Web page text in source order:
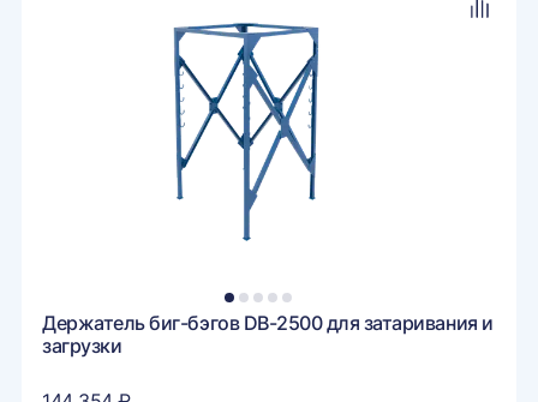
1 2 3 4 5
Держатель биг-бэгов DB-2500 для затаривания и
загрузки